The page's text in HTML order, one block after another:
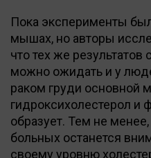
Пока эксперименты
мышах, но авторы
что тех же
можно ожидать и у
раком груди основной
гидроксихолестерол и
образует. Тем не
больных останется
своему уровню